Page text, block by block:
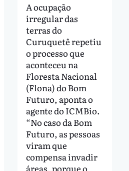
A ocupação
irregular das
terras do
Curuquetê repetiu
o processo que
aconteceu na
Floresta Nacional
(Flona) do Bom
Futuro, aponta o
agente do ICMBio.
“No caso da Bom
Futuro, as pessoas
viram que
compensa invadir
áreas, porque o